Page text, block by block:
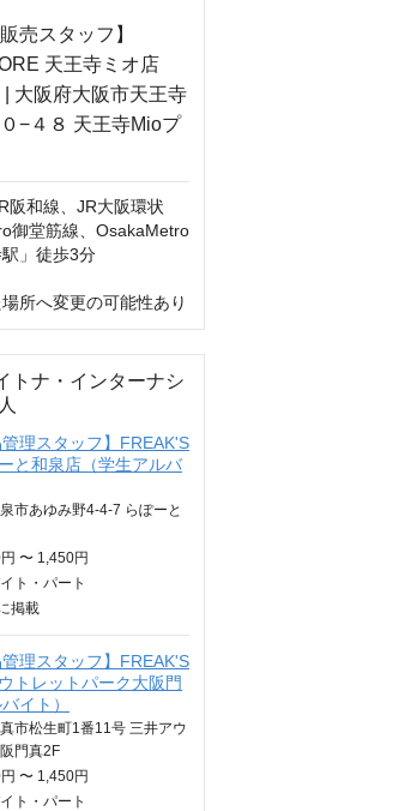
阪和線、JR大阪環状
御堂筋線、OsakaMetro
」徒歩3分
所へ変更の可能性あり
トナ・インターナシ
管理スタッフ】FREAK'S
と和泉店（学生アルバ
市あゆみ野4-4-7 らぽーと
〜 1,450円
ト・パート
掲載
管理スタッフ】FREAK'S
トレットパーク大阪門
イト）
市松生町1番11号 三井アウ
門真2F
〜 1,450円
ト・パート